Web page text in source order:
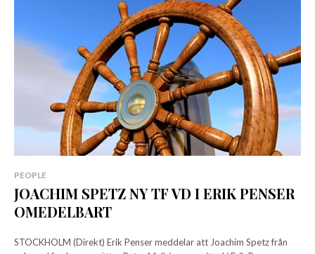
PEOPLE
JOACHIM SPETZ NY TF VD I ERIK PENSER
OMEDELBART
STOCKHOLM (Direkt) Erik Penser meddelar att Joachim Spetz från